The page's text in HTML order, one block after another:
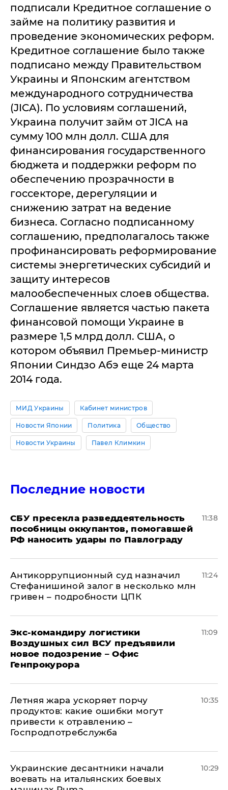
подписали Кредитное соглашение о
займе на политику развития и
проведение экономических реформ.
Кредитное соглашение было также
подписано между Правительством
Украины и Японским агентством
международного сотрудничества
(JICA). По условиям соглашений,
Украина получит займ от JICA на
сумму 100 млн долл. США для
финансирования государственного
бюджета и поддержки реформ по
обеспечению прозрачности в
госсекторе, дерегуляции и
снижению затрат на ведение
бизнеса. Согласно подписанному
соглашению, предполагалось также
профинансировать реформирование
системы энергетических субсидий и
защиту интересов
малообеспеченных слоев общества.
Соглашение является частью пакета
финансовой помощи Украине в
размере 1,5 млрд долл. США, о
котором объявил Премьер-министр
Японии Синдзо Абэ еще 24 марта
2014 года.
МИД Украины Кабинет министров
Новости Японии Политика Общество
Новости Украины Павел Климкин
Последние новости
СБУ пресекла разведдеятельность
пособницы оккупантов, помогавшей
РФ наносить удары по Павлограду
11:38
Антикоррупционный суд назначил
Стефанишиной залог в несколько млн
гривен – подробности ЦПК
11:24
Экс-командиру логистики
Воздушных сил ВСУ предъявили
новое подозрение – Офис
Генпрокурора
11:09
Летняя жара ускоряет порчу
продуктов: какие ошибки могут
привести к отравлению –
Госпродпотребслужба
10:35
Украинские десантники начали
воевать на итальянских боевых
10:29